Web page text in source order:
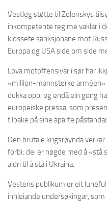
Vestleg støtte til Zelenskys
inkompetente regime vaklar i
klossete sanksjonane mot
Europa og USA side om side
Lova motoffensivar i sør har
«million-mannsterke arméen»
dukka opp, og endå ein gong
europeiske pressa, som
tilbake på sine aparte
Den brutale krigsrøynda
forbi; dei er nøgde med å «stå
aldri til å stå i Ukraina.
Vestens publikum er eit
innleiande undersøkingar,